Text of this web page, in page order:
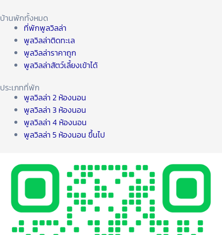
บ้านพักทั้งหมด
ที่พักพูลวิลล่า
พูลวิลล่าติดทะเล
พูลวิลล่าราคาถูก
พูลวิลล่าสัตว์เลี้ยงเข้าได้
ประเภทที่พัก
พูลวิลล่า 2 ห้องนอน
พูลวิลล่า 3 ห้องนอน
พูลวิลล่า 4 ห้องนอน
พูลวิลล่า 5 ห้องนอน ขึ้นไป